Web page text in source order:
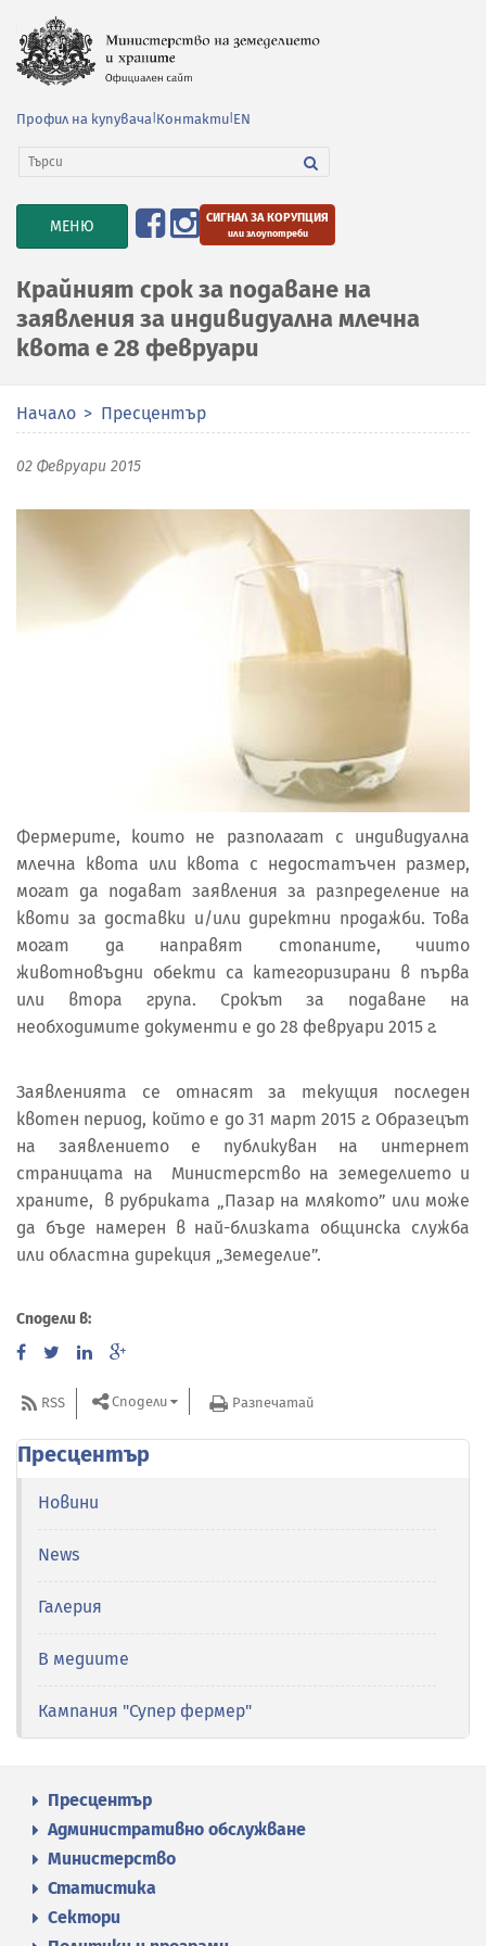
Профил на купувача Контакти EN
TOGGLE
NAVIGATION
МЕНЮ СИГНАЛ ЗА КОРУПЦИЯ
или злоупотреби
Крайният срок за подаване на
заявления за индивидуална млечна
квота е 28 февруари
Начало Пресцентър
02 Февруари 2015
Фермерите, които не разполагат с индивидуална
млечна квота или квота с недостатъчен размер,
могат да подават заявления за разпределение на
квоти за доставки и/или директни продажби. Това
могат да направят стопаните, чиито
животновъдни обекти са категоризирани в първа
или втора група. Срокът за подаване на
необходимите документи е до 28 февруари 2015 г.
Заявленията се отнасят за текущия последен
квотен период, който е до 31 март 2015 г. Образецът
на заявлението е публикуван на интернет
страницата на Министерство на земеделието и
храните, в рубриката „Пазар на млякото” или може
да бъде намерен в най-близката общинска служба
или областна дирекция „Земеделие”.
Сподели в:
RSS Сподели Разпечатай
Пресцентър
Новини
News
Галерия
В медиите
Кампания "Супер фермер"
Пресцентър
Административно обслужване
Министерство
Статистика
Сектори